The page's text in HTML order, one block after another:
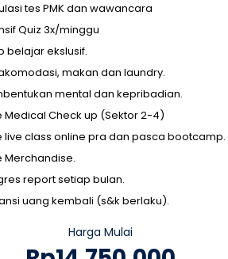
tes PMK dan wawancara
Quiz 3x/minggu
belajar ekslusif.
makan dan laundry.
mental dan kepribadian.
Medical Check up (Sektor 2-4)
live class online pra dan pasca bootcamp.
Merchandise.
report setiap bulan.
uang kembali (s&k berlaku).
Harga Mulai